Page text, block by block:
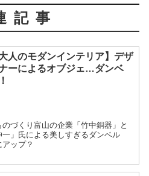
記事
大人のモダンインテリア】デザ
ーによるオブジェ…ダンベ
づくり富山の企業「竹中銅器」と
」氏による美しすぎるダンベル
ップ？